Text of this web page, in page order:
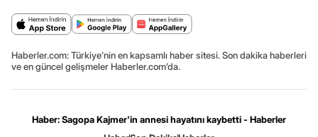
Haberler.com: Türkiye’nin en kapsamlı haber sitesi. Son dakika haberleri
ve en güncel gelişmeler Haberler.com’da.
Haber: Sagopa Kajmer'in annesi hayatını kaybetti - Haberler